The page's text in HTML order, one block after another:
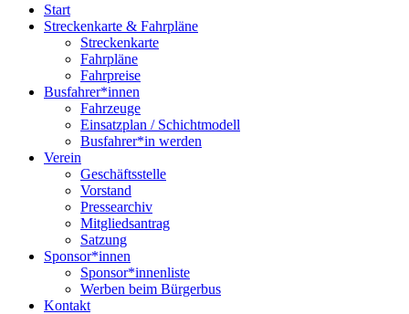
Start
Streckenkarte & Fahrpläne
Streckenkarte
Fahrpläne
Fahrpreise
Busfahrer*innen
Fahrzeuge
Einsatzplan / Schichtmodell
Busfahrer*in werden
Verein
Geschäftsstelle
Vorstand
Pressearchiv
Mitgliedsantrag
Satzung
Sponsor*innen
Sponsor*innenliste
Werben beim Bürgerbus
Kontakt